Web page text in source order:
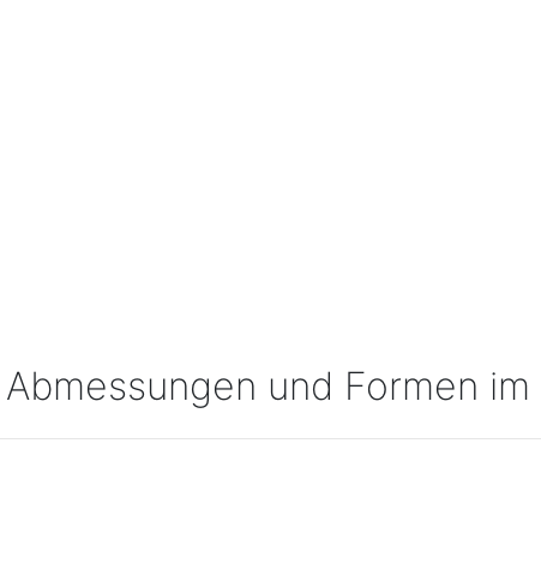
Abmessungen und Formen im